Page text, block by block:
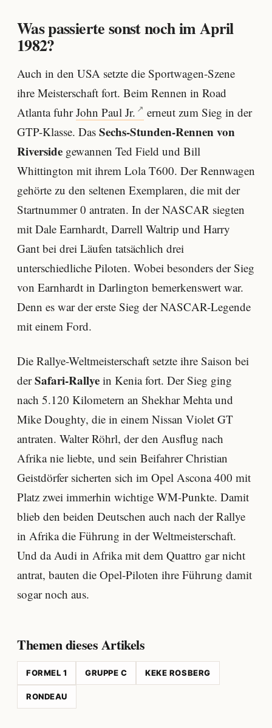
Was passierte sonst noch im April
1982?
Auch in den USA setzte die Sportwagen-Szene
ihre Meisterschaft fort. Beim Rennen in Road
Atlanta fuhrJohn Paul Jr.
erneut zum Sieg in der
GTP-Klasse. Das Sechs-Stunden-Rennen von
Riverside gewannen Ted Field und Bill
Whittington mit ihrem Lola T600. Der Rennwagen
gehörte zu den seltenen Exemplaren, die mit der
Startnummer 0 antraten. In der NASCAR siegten
mit Dale Earnhardt, Darrell Waltrip und Harry
Gant bei drei Läufen tatsächlich drei
unterschiedliche Piloten. Wobei besonders der Sieg
von Earnhardt in Darlington bemerkenswert war.
Denn es war der erste Sieg der NASCAR-Legende
mit einem Ford.
Die Rallye-Weltmeisterschaft setzte ihre Saison bei
derSafari-Rallye in Kenia fort. Der Sieg ging
nach 5.120 Kilometern an Shekhar Mehta und
Mike Doughty, die in einem Nissan Violet GT
antraten. Walter Röhrl, der den Ausflug nach
Afrika nie liebte, und sein Beifahrer Christian
Geistdörfer sicherten sich im Opel Ascona 400 mit
Platz zwei immerhin wichtige WM-Punkte. Damit
blieb den beiden Deutschen auch nach der Rallye
in Afrika die Führung in der Weltmeisterschaft.
Und da Audi in Afrika mit dem Quattro gar nicht
antrat, bauten die Opel-Piloten ihre Führung damit
sogar noch aus.
Themen dieses Artikels
FORMEL 1 GRUPPE C KEKE ROSBERG
RONDEAU